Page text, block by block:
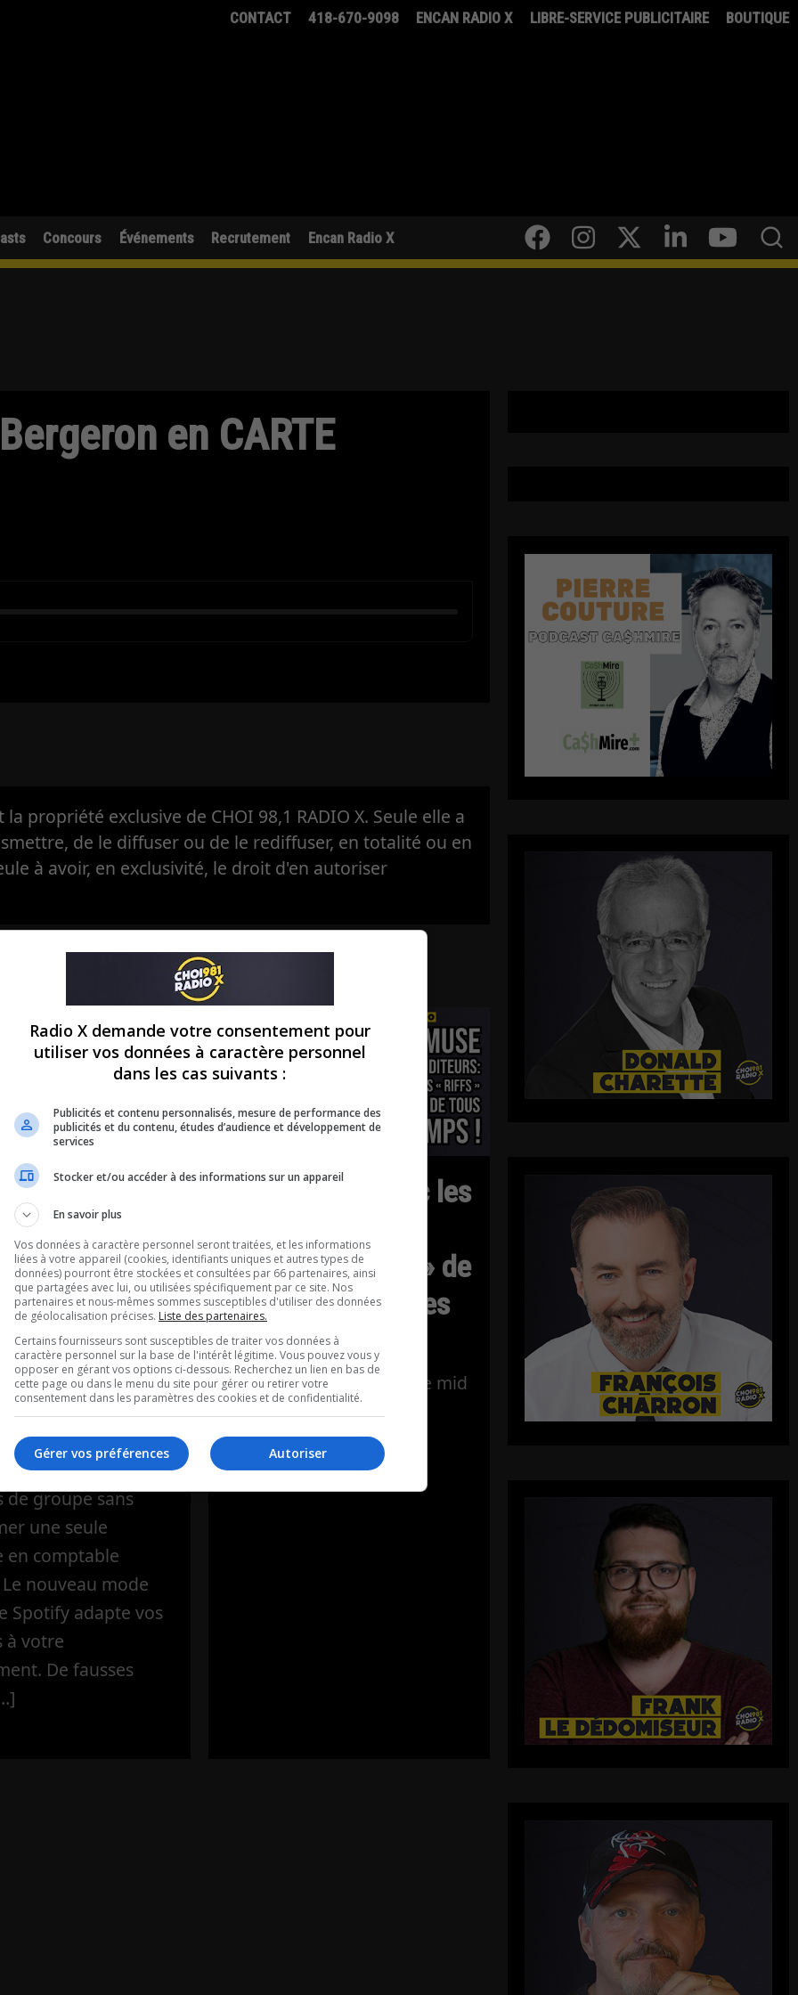
CONTACT 418-670-9098 ENCAN RADIO X LIBRE-SERVICE PUBLICITAIRE BOUTIQUE
Concours Événements Recrutement Encan Radio X
en CARTE
propriété exclusive de CHOI 98,1 RADIO X. Seule elle a
de le diffuser ou de le rediffuser, en totalité ou en
à avoir, en exclusivité, le droit d'en autoriser
de
artificielle
notre
des recherches
Grâce à Gemini,
Docs peuvent
devenir beaucoup
Une application
simplifie les
de groupe sans
une seule
en comptable
nouveau mode
Spotify adapte vos
à votre
De fausses
On s’amuse avec les
meilleurs « riffs » de
guitare de tous les
temps !
L’intro de Couture dans le mid
Radio X demande votre consentement pour
utiliser vos données à caractère personnel
dans les cas suivants :
Publicités et contenu personnalisés, mesure de performance des
publicités et du contenu, études d’audience et développement de
services
Stocker et/ou accéder à des informations sur un appareil
En savoir plus
Vos données à caractère personnel seront traitées, et les informations
liées à votre appareil (cookies, identifiants uniques et autres types de
données) pourront être stockées et consultées par 66 partenaires, ainsi
que partagées avec lui, ou utilisées spécifiquement par ce site. Nos
partenaires et nous-mêmes sommes susceptibles d'utiliser des données
de géolocalisation précises. Liste des partenaires.
Certains fournisseurs sont susceptibles de traiter vos données à
caractère personnel sur la base de l'intérêt légitime. Vous pouvez vous y
opposer en gérant vos options ci-dessous. Recherchez un lien en bas de
cette page ou dans le menu du site pour gérer ou retirer votre
consentement dans les paramètres des cookies et de confidentialité.
Autoriser
Gérer vos préférences